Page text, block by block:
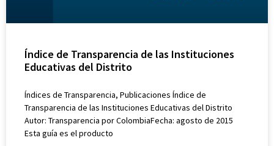
Índice de Transparencia de las Instituciones
Educativas del Distrito
Índices de Transparencia, Publicaciones Índice de
Transparencia de las Instituciones Educativas del Distrito
Autor: Transparencia por ColombiaFecha: agosto de 2015
Esta guía es el producto